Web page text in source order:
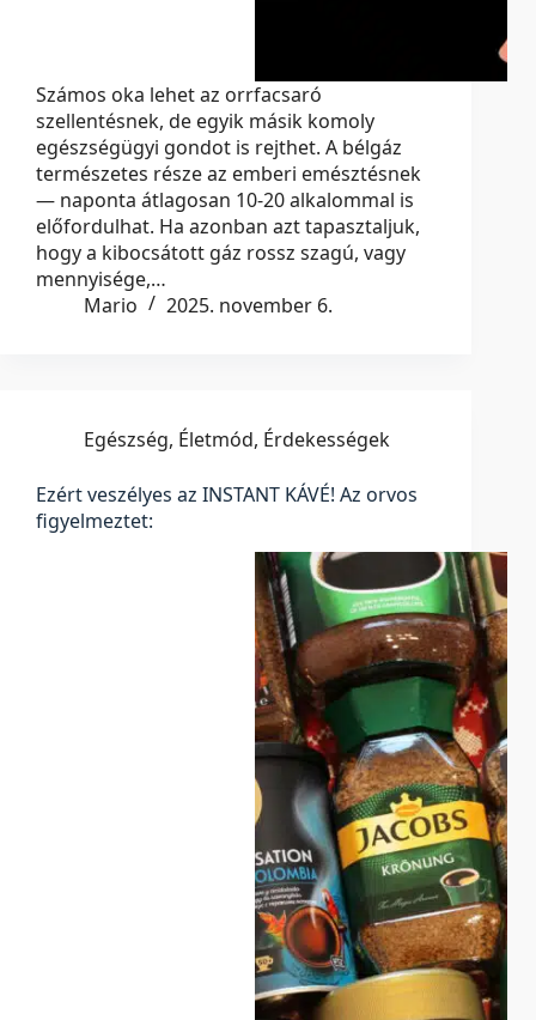
Számos oka lehet az orrfacsaró
szellentésnek, de egyik másik komoly
egészségügyi gondot is rejthet. A bélgáz
természetes része az emberi emésztésnek
— naponta átlagosan 10-20 alkalommal is
előfordulhat. Ha azonban azt tapasztaljuk,
hogy a kibocsátott gáz rossz szagú, vagy
mennyisége,…
Mario
2025. november 6.
Egészség, Életmód, Érdekességek
Ezért veszélyes az INSTANT KÁVÉ! Az orvos
figyelmeztet: